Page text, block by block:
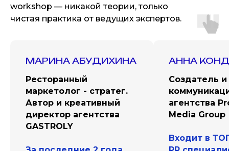
workshop — никакой теории, только
чистая практика от ведущих экспертов.
МАРИНА АБУДИХИНА
Ресторанный
маркетолог - стратег.
Автор и креативный
директор агентства
GASTROLY
АННА
Создатель и
агентства
Media Group
Входит в